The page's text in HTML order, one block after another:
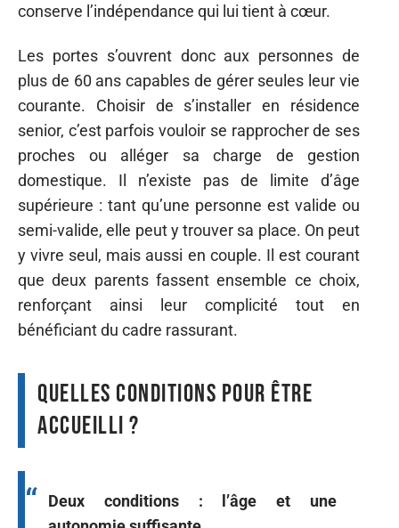
conserve l’indépendance qui lui tient à cœur.
Les portes s’ouvrent donc aux personnes de
plus de 60 ans capables de gérer seules leur vie
courante. Choisir de s’installer en résidence
senior, c’est parfois vouloir se rapprocher de ses
proches ou alléger sa charge de gestion
domestique. Il n’existe pas de limite d’âge
supérieure : tant qu’une personne est valide ou
semi-valide, elle peut y trouver sa place. On peut
y vivre seul, mais aussi en couple. Il est courant
que deux parents fassent ensemble ce choix,
renforçant ainsi leur complicité tout en
bénéficiant du cadre rassurant.
Quelles conditions pour être
accueilli ?
Deux conditions : l’âge et une